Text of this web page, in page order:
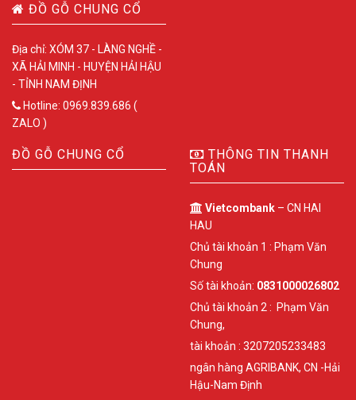
ĐỒ GỖ CHUNG CỔ
Địa chỉ: XÓM 37 - LÀNG NGHỀ -
XÃ HẢI MINH - HUYỆN HẢI HẬU
- TỈNH NAM ĐỊNH
Hotline: 0969.839.686 (
ZALO )
ĐỒ GỖ CHUNG CỔ
THÔNG TIN THANH
TOÁN
Vietcombank – CN HAI
HAU
Chủ tài khoản 1 : Phạm Văn
Chung
Số tài khoản: 0831000026802
Chủ tài khoản 2 : Phạm Văn
Chung,
tài khoản : 3207205233483
ngân hàng AGRIBANK, CN -Hải
Hậu-Nam Định